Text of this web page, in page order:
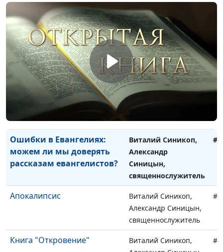
Загадки жизни Иисуса: была
ли у Христа жена?
Александр Синицын,
священнослужитель
Загадки детства Христа: был
ли Иисус в Индии?
Виталий Синикоп,
Александр Синицын,
священнослужитель
Загадки рождения Христа:
от кого родился Иисус, от
блудницы или от девы?
Виталий Синикоп,
Александр Синицын,
священнослужитель
Ошибки в Евангелиях:
можем ли мы доверять
рассказам евангелистов?
Виталий Синикоп,
Александр
Синицын,
священнослужитель
Апокалипсис
Виталий Синикоп,
Александр Синицын,
священнослужитель
Книга "Откровение"
Виталий Синикоп,